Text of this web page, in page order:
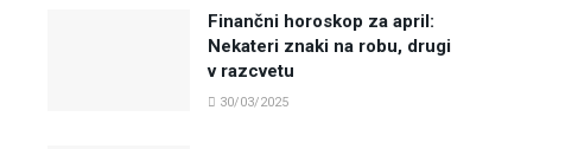
Finančni horoskop za april:
Nekateri znaki na robu, drugi
v razcvetu
30/03/2025